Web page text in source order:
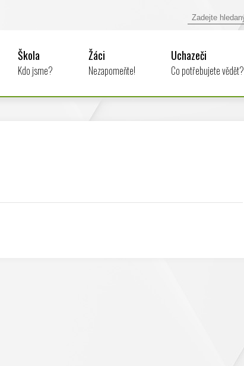
Škola
Kdo jsme?
Žáci
Nezapomeňte!
Uchazeči
Co potřebujete vědět?